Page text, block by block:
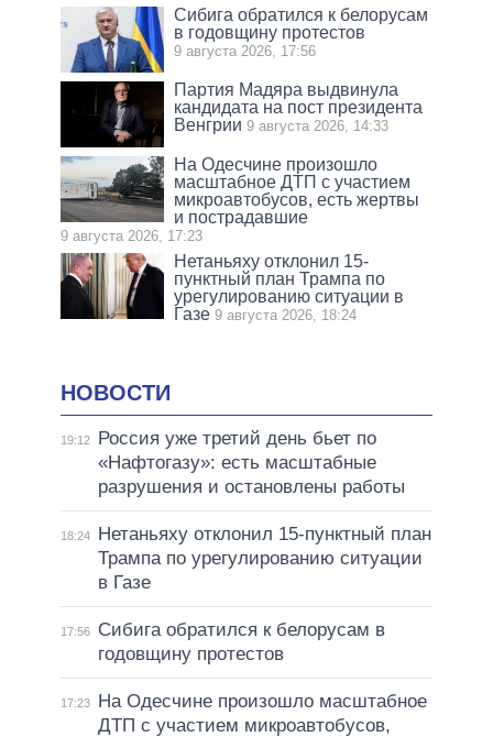
Сибига обратился к белорусам
в годовщину протестов
9 августа 2026, 17:56
Партия Мадяра выдвинула
кандидата на пост президента
Венгрии 9 августа 2026, 14:33
На Одесчине произошло
масштабное ДТП с участием
микроавтобусов, есть жертвы
и пострадавшие
9 августа 2026, 17:23
Нетаньяху отклонил 15-
пунктный план Трампа по
урегулированию ситуации в
Газе 9 августа 2026, 18:24
НОВОСТИ
19:12
Россия уже третий день бьет по
«Нафтогазу»: есть масштабные
разрушения и остановлены работы
18:24
Нетаньяху отклонил 15-пунктный план
Трампа по урегулированию ситуации
в Газе
17:56
Сибига обратился к белорусам в
годовщину протестов
17:23
На Одесчине произошло масштабное
ДТП с участием микроавтобусов,